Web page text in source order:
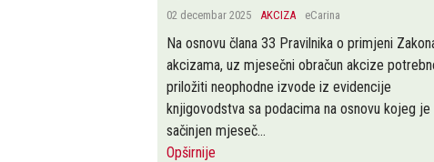
02 decembar 2025 AKCIZA eCarina
Na osnovu člana 33 Pravilnika o primjeni
akcizama, uz mjesečni obračun akcize
priložiti neophodne izvode iz evidencije
knjigovodstva sa podacima na osnovu kojeg je
sačinjen mjeseč...
Opširnije